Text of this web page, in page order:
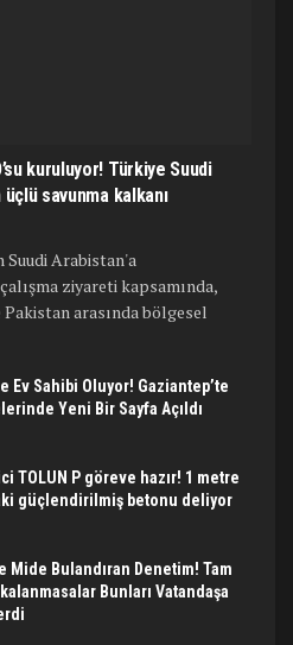
kuruluyor! Türkiye Suudi
savunma kalkanı
Suudi Arabistan'a
ziyareti kapsamında,
arasında bölgesel
Ev Sahibi Oluyor! Gaziantep’te
Yeni Bir Sayfa Açıldı
TOLUN P göreve hazır! 1 metre
güçlendirilmiş betonu deliyor
Mide Bulandıran Denetim! Tam
Bunları Vatandaşa